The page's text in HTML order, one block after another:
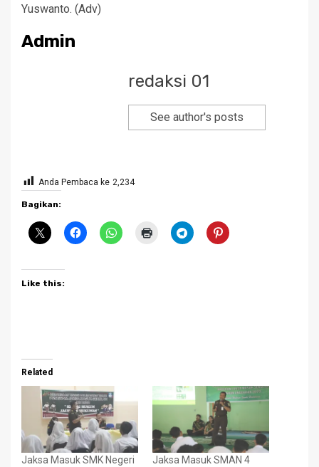
Yuswanto. (Adv)
Admin
redaksi 01
See author's posts
Anda Pembaca ke 2,234
Bagikan:
Like this:
Related
Jaksa Masuk SMK Negeri
Jaksa Masuk SMAN 4